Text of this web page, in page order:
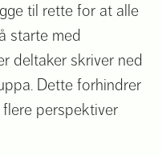
til rette for at alle
starte med
deltaker skriver ned
Dette forhindrer
perspektiver